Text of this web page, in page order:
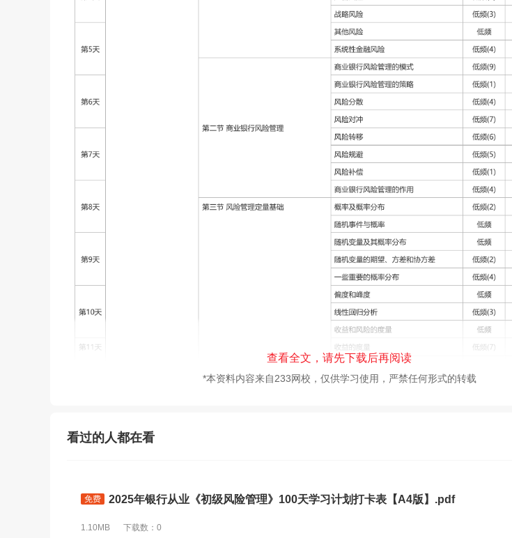
查看全文，请先下载后再阅读
*本资料内容来自233网校，仅供学习使用，严禁任何形式的转载
看过的人都在看
免费 2025年银行从业《初级风险管理》100天学习计划打卡表【A4版】.pdf
1.10MB 下载数：0